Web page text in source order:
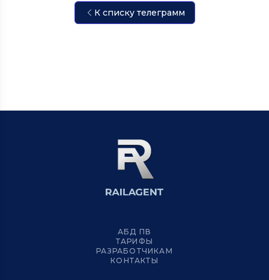
К списку телеграмм
АБД ПВ
ТАРИФЫ
РАЗРАБОТЧИКАМ
КОНТАКТЫ